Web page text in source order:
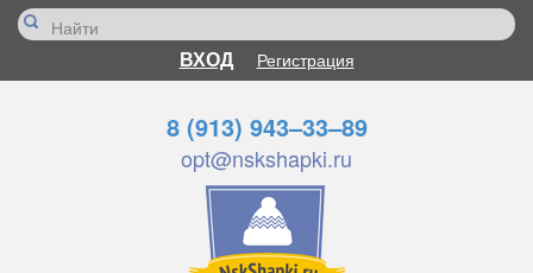
ВХОД Регистрация
8 (913) 943–33–89
opt@nskshapki.ru